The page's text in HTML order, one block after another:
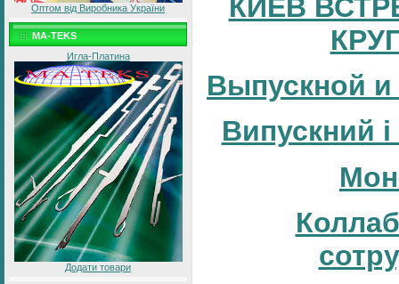
Оптом від Виробника України
MA-TEKS
Игла-Платина
Додати товари
КИЕВ
Выпускной и
Випускний